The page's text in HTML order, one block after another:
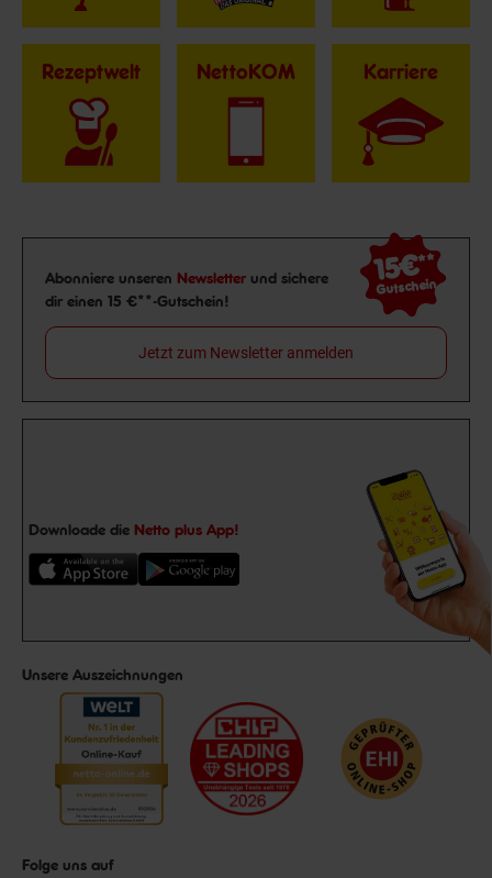
Rezeptwelt NettoKOM Karriere
Newsletter Anmeldung
Abonniere unseren Newsletter und sichere
dir einen 15 €**-Gutschein!
15€**
Gutschein
Jetzt zum Newsletter anmelden
Downloade die Netto plus App!
Unsere Auszeichnungen
Folge uns auf